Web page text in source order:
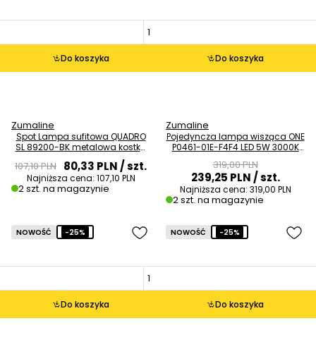
Do koszyka
Zumaline
Spot Lampa sufitowa QUADRO
SL 89200-BK metalowa kostka
cube czarna OUTLET
107,10 PLN 80,33 PLN/ szt.
Najniższa cena: 107,10 PLN
2 szt. na magazynie
Do koszyka
Zumaline
Pojedyncza lampa wisząca ONE
P0461-01E-F4F4 LED 5W 3000K
319,00 PLN
239,25 PLN/ szt.
Najniższa cena: 319,00 PLN
2 szt. na magazynie
Do koszyka
NOWOŚĆ -25%
Do koszyka
NOWOŚĆ -25%